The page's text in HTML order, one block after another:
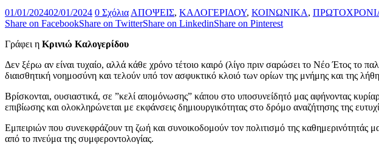
01/01/202402/01/2024 0 Σχόλια ΑΠΟΨΕΙΣ, ΚΑΛΟΓΕΡΙΔΟΥ, ΚΟΙΝΩΝΙΚΑ,
Share on FacebookShare on TwitterShare on LinkedinShare on Pinterest
Γράφει η Κρινιώ Καλογερίδου
Δεν ξέρω αν είναι τυχαίο, αλλά κάθε χρόνο τέτοιο καιρό (λίγο πριν σαρώσει το Νέο Έτος το
διαισθητική νοημοσύνη και τελούν υπό τον ασφυκτικό κλοιό των ορίων της μνήμης και της
Βρίσκονται, ουσιαστικά, σε ”κελί απομόνωσης” κάπου στο υποσυνείδητό μας αφήνοντας
επιβίωσης και ολοκληρώνεται με εκφάνσεις δημιουργικότητας στο δρόμο αναζήτησης της
Εμπειριών που συνεκφράζουν τη ζωή και συνοικοδομούν τον πολιτισμό της καθημερινότητάς
από το πνεύμα της συμφεροντολογίας.